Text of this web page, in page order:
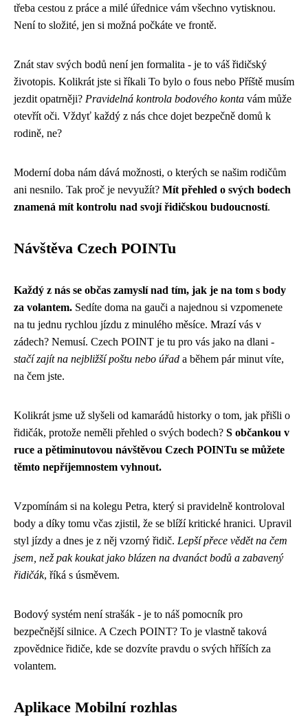
třeba cestou z práce a milé úřednice vám všechno vytisknou.
Není to složité, jen si možná počkáte ve frontě.
Znát stav svých bodů není jen formalita - je to váš řidičský
životopis. Kolikrát jste si říkali To bylo o fous nebo Příště musím
jezdit opatrněji? Pravidelná kontrola bodového konta vám může
otevřít oči. Vždyť každý z nás chce dojet bezpečně domů k
rodině, ne?
Moderní doba nám dává možnosti, o kterých se našim rodičům
ani nesnilo. Tak proč je nevyužít? Mít přehled o svých bodech
znamená mít kontrolu nad svojí řidičskou budoucností.
Návštěva Czech POINTu
Každý z nás se občas zamyslí nad tím, jak je na tom s body
za volantem. Sedíte doma na gauči a najednou si vzpomenete
na tu jednu rychlou jízdu z minulého měsíce. Mrazí vás v
zádech? Nemusí. Czech POINT je tu pro vás jako na dlani -
stačí zajít na nejbližší poštu nebo úřad a během pár minut víte,
na čem jste.
Kolikrát jsme už slyšeli od kamarádů historky o tom, jak přišli o
řidičák, protože neměli přehled o svých bodech? S občankou v
ruce a pětiminutovou návštěvou Czech POINTu se můžete
těmto nepříjemnostem vyhnout.
Vzpomínám si na kolegu Petra, který si pravidelně kontroloval
body a díky tomu včas zjistil, že se blíží kritické hranici. Upravil
styl jízdy a dnes je z něj vzorný řidič. Lepší přece vědět na čem
jsem, než pak koukat jako blázen na dvanáct bodů a zabavený
řidičák, říká s úsměvem.
Bodový systém není strašák - je to náš pomocník pro
bezpečnější silnice. A Czech POINT? To je vlastně taková
zpovědnice řidiče, kde se dozvíte pravdu o svých hříších za
volantem.
Aplikace Mobilní rozhlas